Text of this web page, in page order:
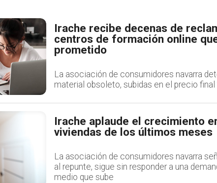
Irache recibe decenas de
centros de formación online
prometido
La asociación de consumidores navarra
material obsoleto, subidas en el precio
Irache aplaude el crecimiento
viviendas de los últimos meses
La asociación de consumidores navarra
al repunte, sigue sin responder a una
medio que sube